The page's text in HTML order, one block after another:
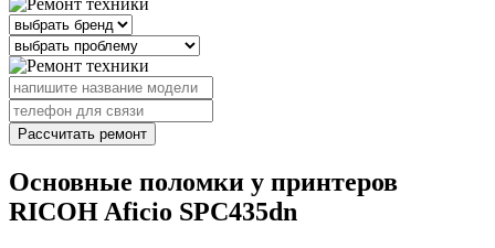
Рассчитать ремонт
Основные поломки у принтеров
RICOH Aficio SPC435dn